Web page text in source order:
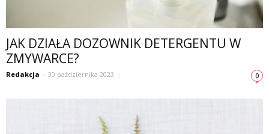
JAK DZIAŁA DOZOWNIK DETERGENTU W
ZMYWARCE?
Redakcja - 30 października 2023 0